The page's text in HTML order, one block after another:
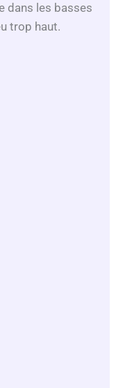
dans les basses
trop haut.